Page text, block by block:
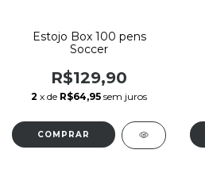
Estojo Box 100 pens
Soccer
R$129,90
2 x de R$64,95 sem juros